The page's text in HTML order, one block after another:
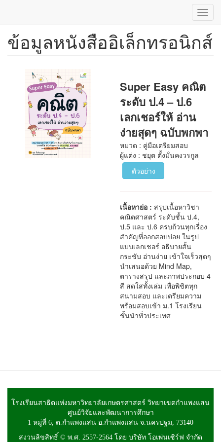
ข้าม
ข้อมูลหนังสืออิเล็กทรอนิกส์
Super Easy คณิต
ระดับ ป.4 – ป.6
เลกเชอร์ให้ อ่าน
ง่ายสุดๆ ฉบับพกพา
หมวด : คู่มือเตรียมสอบ
ผู้แต่ง : ชยุต ตั้งมั่นคงวรกูล
ตัวอย่าง
เนื้อหาย่อ : สรุปเนื้อหาวิชา
คณิตศาสตร์ ระดับชั้น ป.4,
ป.5 และ ป.6 ครบถ้วนทุกเรื่อง
สำคัญที่ออกสอบบ่อย ในรูป
แบบเลกเชอร์ อธิบายสั้น
กระชับ อ่านง่าย เข้าใจเร็วสุดๆ
นำเสนอด้วย Mind Map,
ตารางสรุป และภาพประกอบ 4
สี สดใสทั้งเล่ม เพื่อพิชิตทุก
สนามสอบ และเตรียมความ
พร้อมสอบเข้า ม.1 โรงเรียน
ชั้นนำทั่วประเทศ
โรงเรียนสาธิตแห่งมหาวิทยาลัยเกษตรศาสตร์ วิทยาเขตกำแพงแสน
ศูนย์วิจัยและพัฒนาการศึกษา
1 หมู่ที่ 6, ต.กำแพงแสน อ.กำแพงแสน จ.นครปฐม, 73140
สงวนลิขสิทธิ์ © พ.ศ. 2557-2564 โดย บริษัท โอเพ่นเซิร์ฟ จำกัด